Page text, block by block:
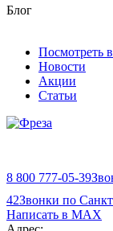
Блог
Посмотреть
Новости
Акции
Статьи
8 800 777-05-39
42Звонки по
Написать в MAX